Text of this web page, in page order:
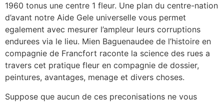
1960 tonus une centre 1 fleur. Une plan du centre-nation
d’avant notre Aide Gele universelle vous permet
egalement avec mesurer l’ampleur leurs corruptions
endurees via le lieu. Mien Baguenaudee de l’histoire en
compagnie de Francfort raconte la science des rues a
travers cet pratique fleur en compagnie de dossier,
peintures, avantages, menage et divers choses.
Suppose que aucun de ces preconisations ne vous